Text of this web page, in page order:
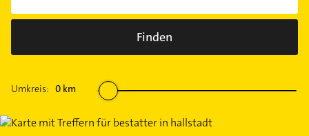
Finden
Umkreis: 0 km